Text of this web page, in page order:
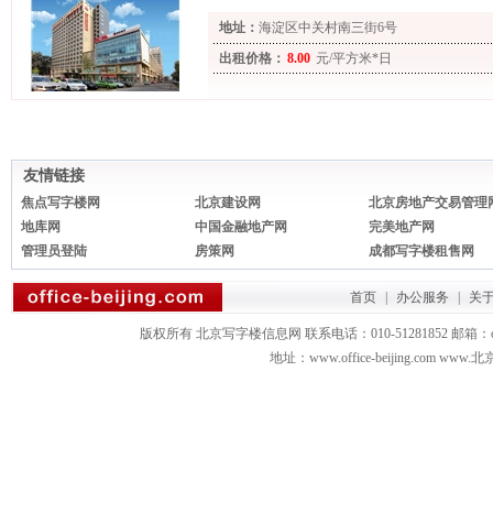
地址： 海淀区中关村南三街6号
出租价格： 8.00 元/平方米*日
友情链接
焦点写字楼网 北京建设网
北京房地产交易管理
地库网
中国金融地产网
完美地产网
管理员登陆
房策网 成都写字楼租售网
首页 办公服务 关
版权所有 北京写字楼信息网 联系电话：010-51281852 邮箱：
地址：www.office-beijing.com www.